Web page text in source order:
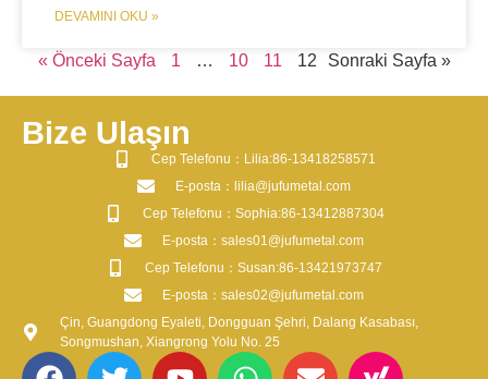
DEVAMINI OKU »
« Önceki Sayfa 1 … 10 11 12 ​Sonraki Sayfa »
Bize Ulaşın
​Cep Telefonu：Lilia:86-13418258571
​E-posta​：lilia@jufumetal.com
​Cep Telefonu：Sophia:86-13412887304
​E-posta​：sales01@jufumetal.com
​Cep Telefonu：Susan:86-13421973747
​E-posta​：sales02@jufumetal.com
Çin, Guangdong Eyaleti, Dongguan Şehri, Dalang Kasabası,
Songmushan, Xiangrong Yolu No. 25